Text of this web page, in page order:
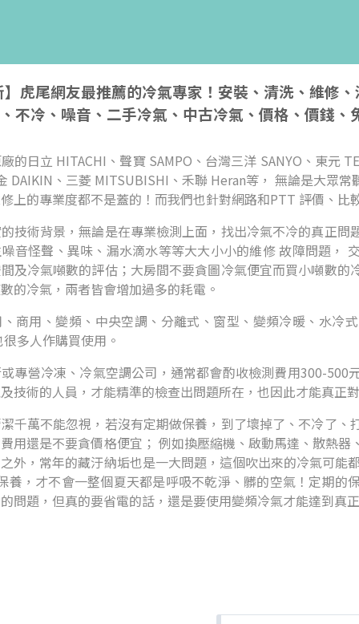
】虎尾網友最推薦的冷氣專家！安裝、清洗、維修
不冷、噪音、二手冷氣、中古冷氣、價格、價錢、
的日立 HITACHI、聲寶 SAMPO、台灣三洋 SANYO、東元
DAIKIN、三菱 MITSUBISHI、禾聯 Heran等， 無論是大眾
上的專業度都不是蓋的！而我們也針對網路和PTT 評價、比
技術背景，無論是在專業檢測上面，找出冷氣不冷的真正問
音怪聲、異味、漏水滴水等等大大小小的維修 故障問題，
及冷氣噸數的評估；大房間不要貪圖冷氣便宜而買小噸數
的冷氣，兩者皆會增加過多的耗電。
商用、變頻、中央空調、分離式、窗型、變頻冷暖、水冷
多人作購買使用。
專營冷凍、冷氣空調公司，通常都會酌收檢測費用300-500
技術的人員，才能精準的檢查出問題所在，也因此才能真正
千萬不能忽視，若沒有定期做保養，到了壞掉了、不冷了
用還是不要貪價格便宜； 例如換壓縮機、啟動馬達、散熱器
外，常年的藏汙納垢也是一大問題，這個吹出來的冷氣可能
養，才不會一整個夏天都是呼吸不乾淨、髒的空氣！定期的
問題，但真的要省電的話，還是要使用變頻冷氣才能達到真